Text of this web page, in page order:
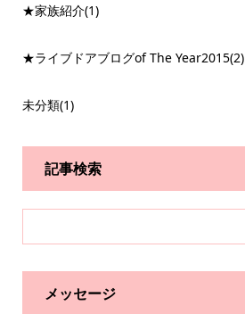
★家族紹介(1)
★ライブドアブログof The Year2015(2)
未分類(1)
記事検索
メッセージ